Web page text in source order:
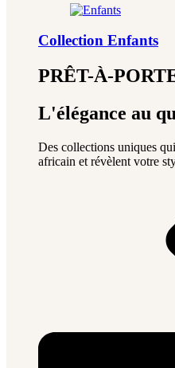
Collection Enfants
PRÊT-À-
L'élégance au
Des collections uniques
africain et révèlent votre